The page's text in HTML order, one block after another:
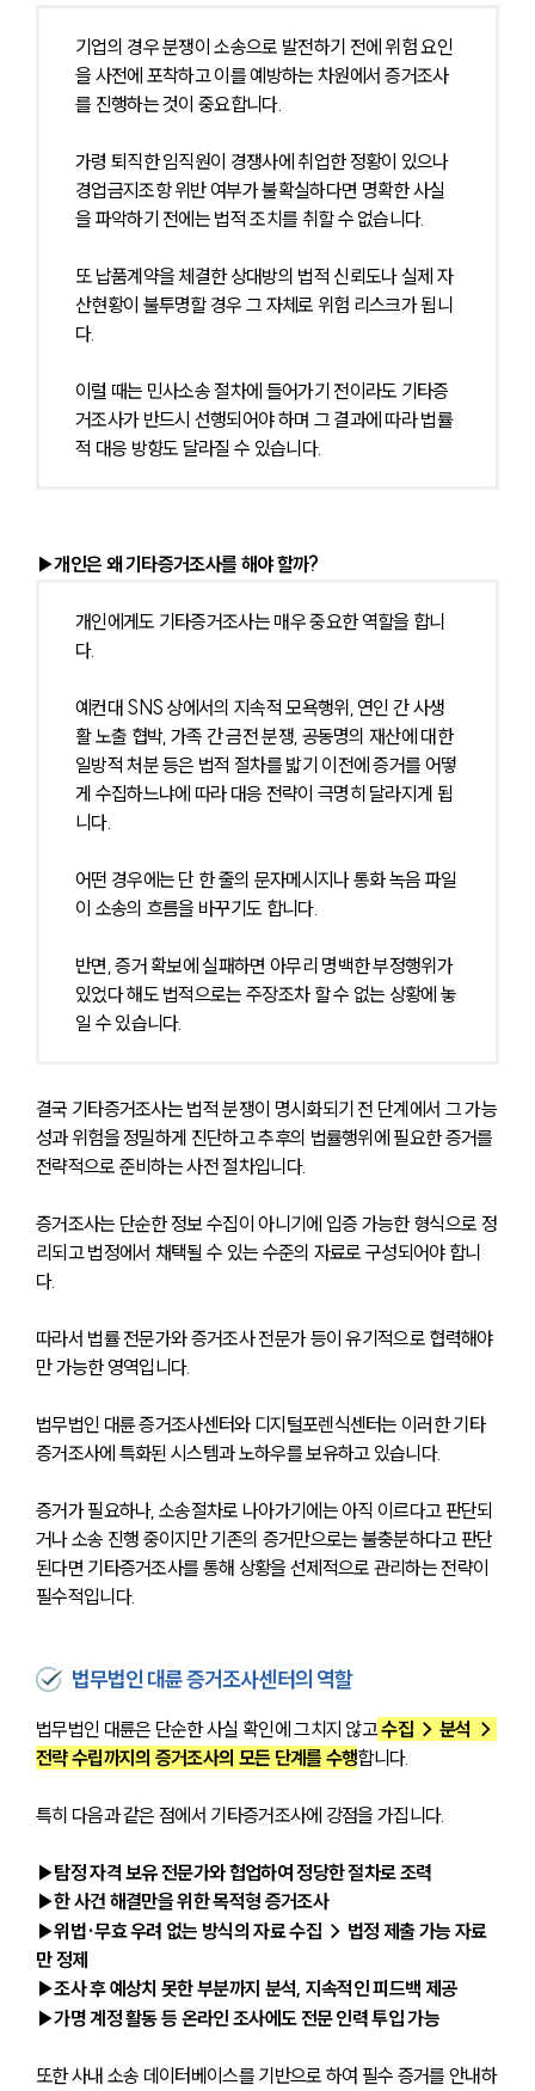
기업의 경우 분쟁이 소송으로 발전하기 전에 위험 요인
을 사전에 포착하고 이를 예방하는 차원에서 증거조사
를 진행하는 것이 중요합니다.
가령 퇴직한 임직원이 경쟁사에 취업한 정황이 있으나
경업금지조항 위반 여부가 불확실하다면 명확한 사실
을 파악하기 전에는 법적 조치를 취할 수 없습니다.
또 납품계약을 체결한 상대방의 법적 신뢰도나 실제 자
산현황이 불투명할 경우 그 자체로 위험 리스크가 됩니
다.
이럴 때는 민사소송 절차에 들어가기 전이라도 기타증
거조사가 반드시 선행되어야 하며 그 결과에 따라 법률
적 대응 방향도 달라질 수 있습니다.
▶개인은 왜 기타증거조사를 해야 할까?
개인에게도 기타증거조사는 매우 중요한 역할을 합니
다.
예컨대 SNS 상에서의 지속적 모욕행위, 연인 간 사생
활 노출 협박, 가족 간 금전 분쟁, 공동명의 재산에 대한
일방적 처분 등은 법적 절차를 밟기 이전에 증거를 어떻
게 수집하느냐에 따라 대응 전략이 극명히 달라지게 됩
니다.
어떤 경우에는 단 한 줄의 문자메시지나 통화 녹음 파일
이 소송의 흐름을 바꾸기도 합니다.
반면, 증거 확보에 실패하면 아무리 명백한 부정행위가
있었다 해도 법적으로는 주장조차 할 수 없는 상황에 놓
일 수 있습니다.
결국 기타증거조사는 법적 분쟁이 명시화되기 전 단계에서 그 가능
성과 위험을 정밀하게 진단하고 추후의 법률행위에 필요한 증거를
전략적으로 준비하는 사전 절차입니다.
증거조사는 단순한 정보 수집이 아니기에 입증 가능한 형식으로 정
리되고 법정에서 채택될 수 있는 수준의 자료로 구성되어야 합니
다.
따라서 법률 전문가와 증거조사 전문가 등이 유기적으로 협력해야
만 가능한 영역입니다.
법무법인 대륜 증거조사센터와 디지털포렌식센터는 이러한 기타
증거조사에 특화된 시스템과 노하우를 보유하고 있습니다.
증거가 필요하나, 소송절차로 나아가기에는 아직 이르다고 판단되
거나 소송 진행 중이지만 기존의 증거만으로는 불충분하다고 판단
된다면 기타증거조사를 통해 상황을 선제적으로 관리하는 전략이
필수적입니다.
법무법인 대륜 증거조사센터의 역할
법무법인 대륜은 단순한 사실 확인에 그치지 않고 수집 → 분석 →
전략 수립까지의 증거조사의 모든 단계를 수행합니다.
특히 다음과 같은 점에서 기타증거조사에 강점을 가집니다.
▶탐정 자격 보유 전문가와 협업하여 정당한 절차로 조력
▶한 사건 해결만을 위한 목적형 증거조사
▶위법·무효 우려 없는 방식의 자료 수집 → 법정 제출 가능 자료
만 정제
▶조사 후 예상치 못한 부분까지 분석, 지속적인 피드백 제공
▶가명 계정 활동 등 온라인 조사에도 전문 인력 투입 가능
또한 사내 소송 데이터베이스를 기반으로 하여 필수 증거를 안내하